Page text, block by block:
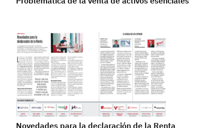
Novedades para la declaración de la Renta